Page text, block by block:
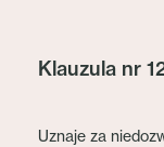
Klauzula nr
Uznaje za